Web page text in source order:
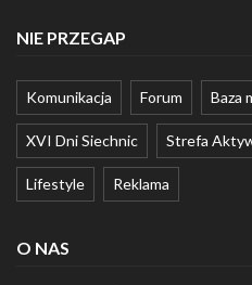
NIE PRZEGAP
Komunikacja Forum Baza
XVI Dni Siechnic Strefa
Lifestyle Reklama
O NAS